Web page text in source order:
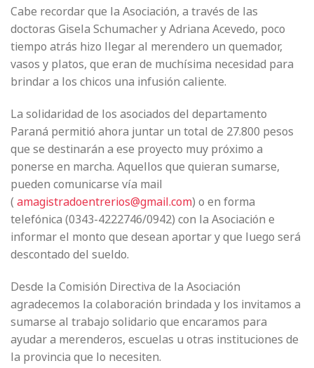
Cabe recordar que la Asociación, a través de las
doctoras Gisela Schumacher y Adriana Acevedo, poco
tiempo atrás hizo llegar al merendero un quemador,
vasos y platos, que eran de muchísima necesidad para
brindar a los chicos una infusión caliente.
La solidaridad de los asociados del departamento
Paraná permitió ahora juntar un total de 27.800 pesos
que se destinarán a ese proyecto muy próximo a
ponerse en marcha. Aquellos que quieran sumarse,
pueden comunicarse vía mail
(amagistradoentrerios@gmail.com) o en forma
telefónica (0343-4222746/0942) con la Asociación e
informar el monto que desean aportar y que luego será
descontado del sueldo.
Desde la Comisión Directiva de la Asociación
agradecemos la colaboración brindada y los invitamos a
sumarse al trabajo solidario que encaramos para
ayudar a merenderos, escuelas u otras instituciones de
la provincia que lo necesiten.